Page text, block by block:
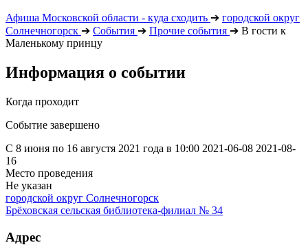
Афиша Московской области - куда сходить ➔ городской округ
Солнечногорск ➔ События ➔ Прочие события ➔ В гости к
Маленькому принцу
Информация о событии
Когда проходит
Событие завершено
С 8 июня по 16 августя 2021 года в 10:00 2021-06-08 2021-08-
16
Место проведения
Не указан
городской округ Солнечногорск
Брёховская сельская библиотека-филиал № 34
Адрес